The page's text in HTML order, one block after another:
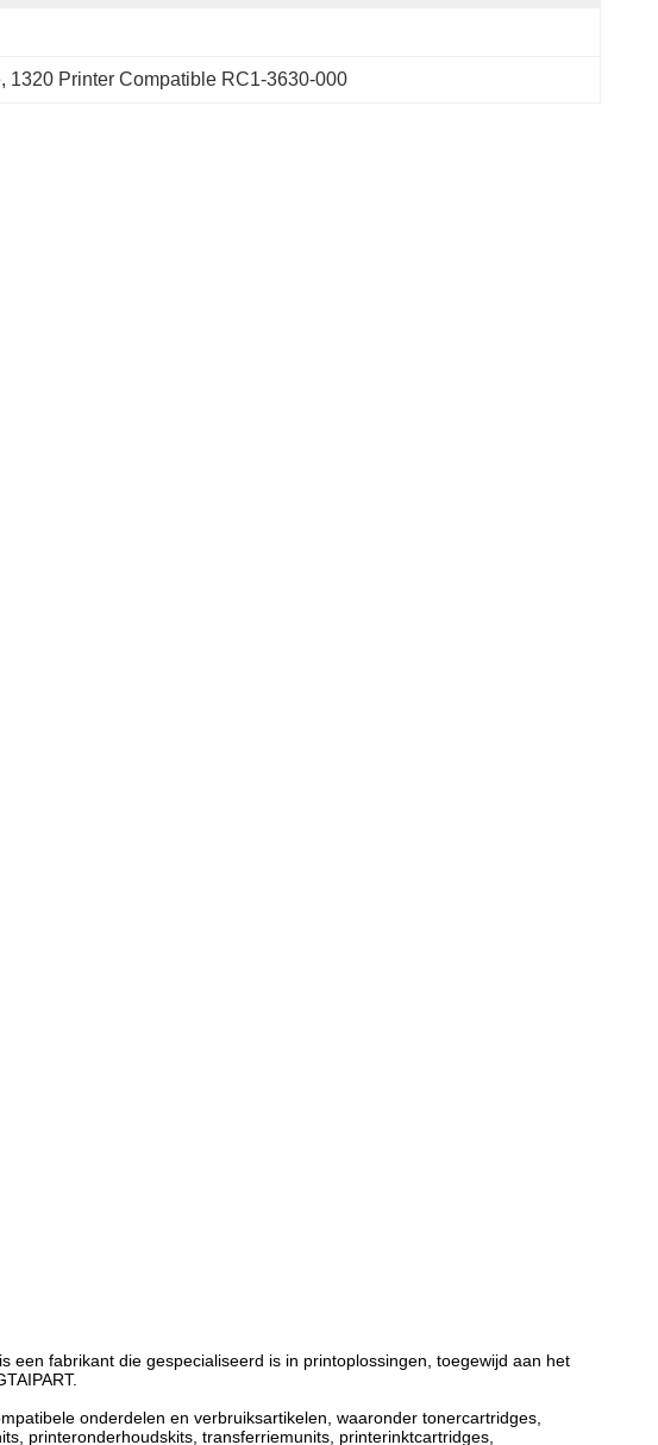
, 1320 Printer Compatible RC1-3630-000
een fabrikant die gespecialiseerd is in printoplossingen, toegewijd aan het
onderdelen en verbruiksartikelen, waaronder tonercartridges,
printeronderhoudskits, transferriemunits, printerinktcartridges,